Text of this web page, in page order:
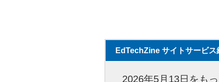
EdTechZine サイトサービス
2026年5月13日をも